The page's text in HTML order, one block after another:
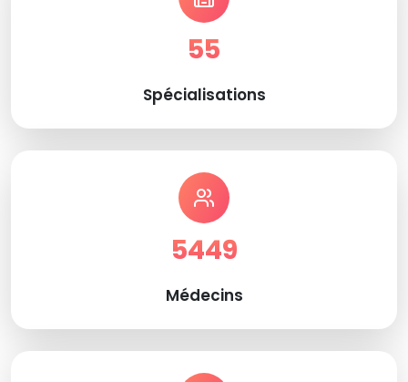
55
Spécialisations
5449
Médecins